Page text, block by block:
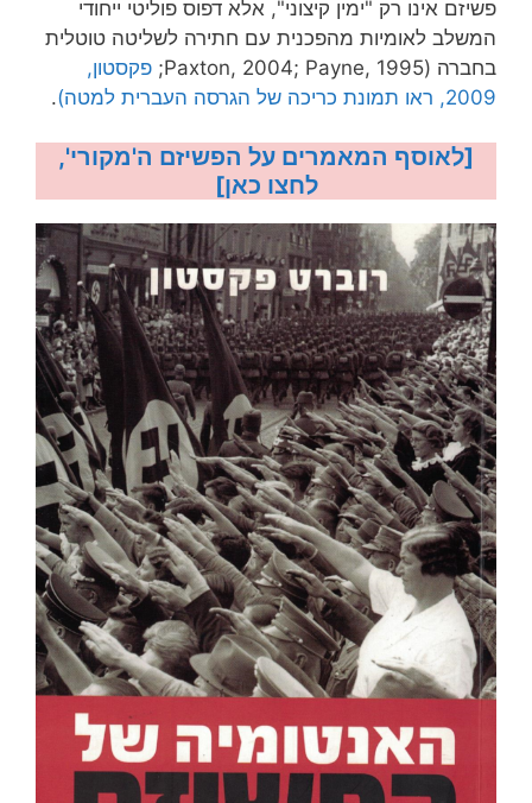
פשיזם אינו רק "ימין קיצוני", אלא דפוס פוליטי ייחודי
המשלב לאומיות מהפכנית עם חתירה לשליטה טוטלית
בחברה (Paxton, 2004; Payne, 1995;
פקסטון,
2009, ראו תמונת כריכה של הגרסה העברית למטה)
.
[לאוסף המאמרים על הפשיזם ה'מקורי',
לחצו כאן]